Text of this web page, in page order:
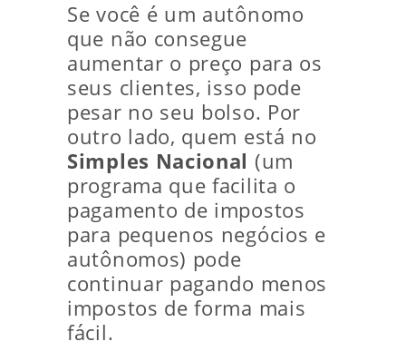
Se você é um autônomo
que não consegue
aumentar o preço para os
seus clientes, isso pode
pesar no seu bolso. Por
outro lado, quem está no
Simples Nacional (um
programa que facilita o
pagamento de impostos
para pequenos negócios e
autônomos) pode
continuar pagando menos
impostos de forma mais
fácil.